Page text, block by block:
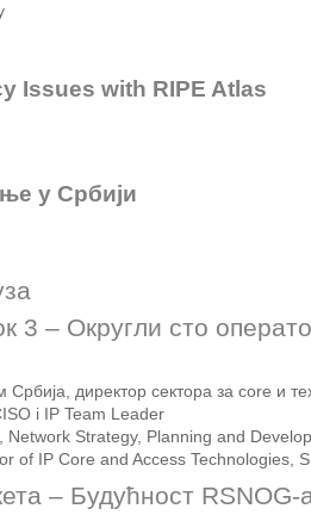
Issues with RIPE Atlas
у Србији
3 – Округли сто
директор сектора за core и
i IP Team Leader
Network Strategy, Planning and
of IP Core and Access Technologies,
– Будућност RSNOG-